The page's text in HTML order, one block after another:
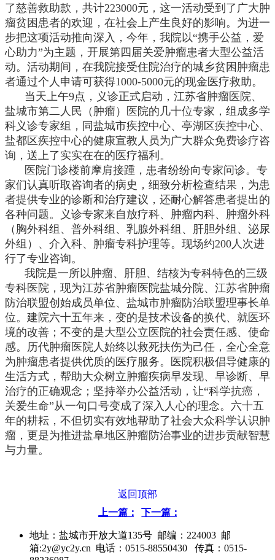
了慈善救助款，共计223000元，这一活动受到了广大肿
瘤贫困患者的欢迎，在社会上产生良好的影响。为进一
步把这项活动推向深入，今年，我院以“携手公益，爱
心助力”为主题，开展第四届关爱肿瘤患者大型公益活
动。活动期间，在我院接受住院治疗的城乡贫困肿瘤患
者通过个人申请可获得1000-5000元的现金医疗救助。
当天上午9点，义诊正式启动，江苏省肿瘤医院、
盐城市第二人民（肿瘤）医院的几十位专家，组成多学
科义诊专家组，同盐城市疾控中心、亭湖区疾控中心、
盐都区疾控中心的健康宣教人员为广大群众免费诊疗咨
询，送上了实实在在的医疗福利。
医院门诊楼前摩肩接踵，患者纷纷向专家问诊。专
家们认真听取咨询者的病史，细致分析检查结果，为患
者提供专业的诊断和治疗建议，还耐心解答患者提出的
各种问题。义诊专家来自放疗科、肿瘤内科、肿瘤外科
（胸外科组、普外科组、乳腺外科组、肝胆外组、泌尿
外组）、介入科、肿瘤专科护理等。现场约200人次进
行了专业咨询。
我院是一所以肿瘤、肝胆、结核为专科特色的三级
专科医院，现为江苏省肿瘤医院盐城分院、江苏省肿瘤
防治联盟创始成员单位、盐城市肿瘤防治联盟理事长单
位。建院六十五年来，变的是技术设备的换代、就医环
境的改善；不变的是大型公立医院的社会责任感、使命
感。历代肿瘤医院人始终以救死扶伤为己任，全心全意
为肿瘤患者提供优质的医疗服务。医院积极倡导健康的
生活方式，帮助大众树立肿瘤疾病早发现、早诊断、早
治疗的正确观念；坚持举办公益活动，让“科学抗癌，
关爱生命”从一句口号变成了深入人心的理念。六十五
年的耕耘，不但切实有效地帮助了社会大众科学认识肿
瘤，更是为推进盐阜地区肿瘤防治事业的进步贡献智慧
与力量。
返回顶部
下一篇：
上一篇：
地址：盐城市开放大道135号 邮编：224003 邮
箱:2y@yc2y.cn 电话：0515-88550430 传真：0515-